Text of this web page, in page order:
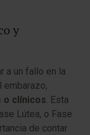
y
a un fallo en la
embarazo,
o clínicos. Esta
Lútea, o Fase
de contar